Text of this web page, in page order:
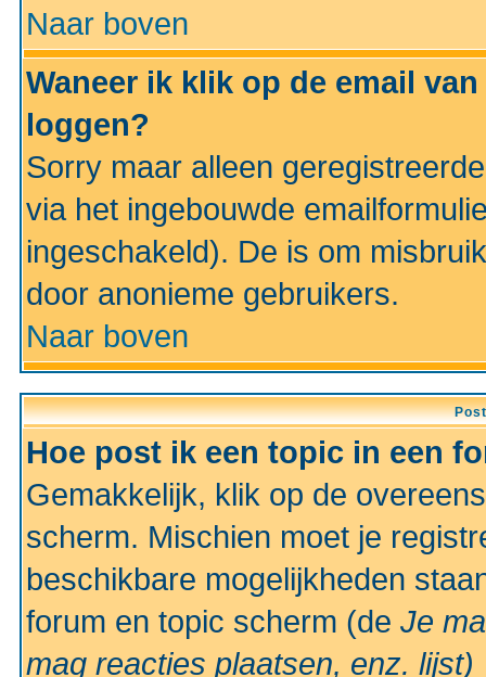
Naar boven
Waneer ik klik op de email
loggen?
Sorry maar alleen
via het ingebouwde
ingeschakeld). De is om
door anonieme gebruikers.
Naar boven
Hoe post ik een topic in een
Gemakkelijk, klik op de
scherm. Mischien moet je
beschikbare mogelijkheden
forum en topic scherm (de Je
mag reacties plaatsen, enz. lijst)